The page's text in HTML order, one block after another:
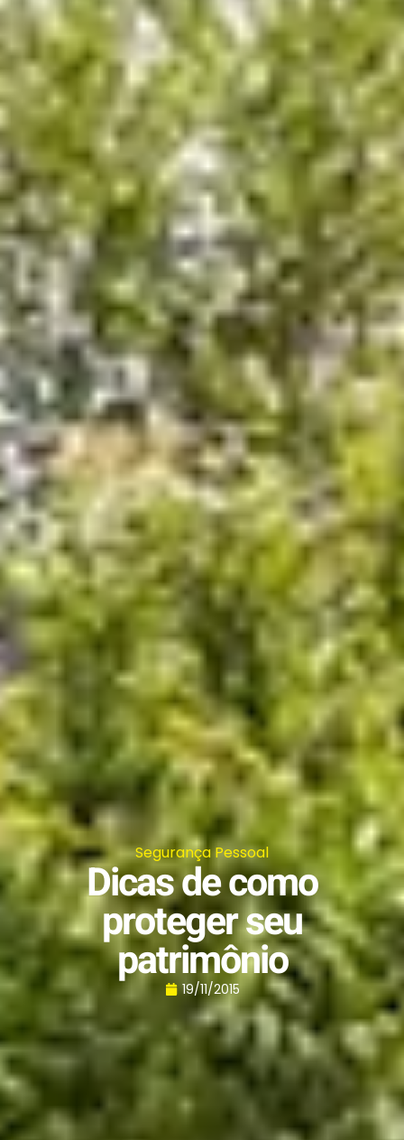
Segurança Pessoal
Dicas de como
proteger seu
patrimônio
19/11/2015